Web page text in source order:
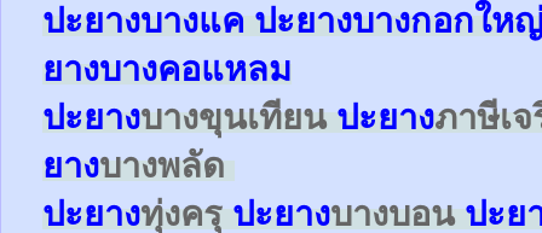
ปะยางบางแคปะยางบางกอกให
ยางบางคอแหลม
ปะยางบางขุนเทียนปะยางภาษีเ
ยางบางพลัด
ปะยางทุ่งครุปะยางบางบอนปะย